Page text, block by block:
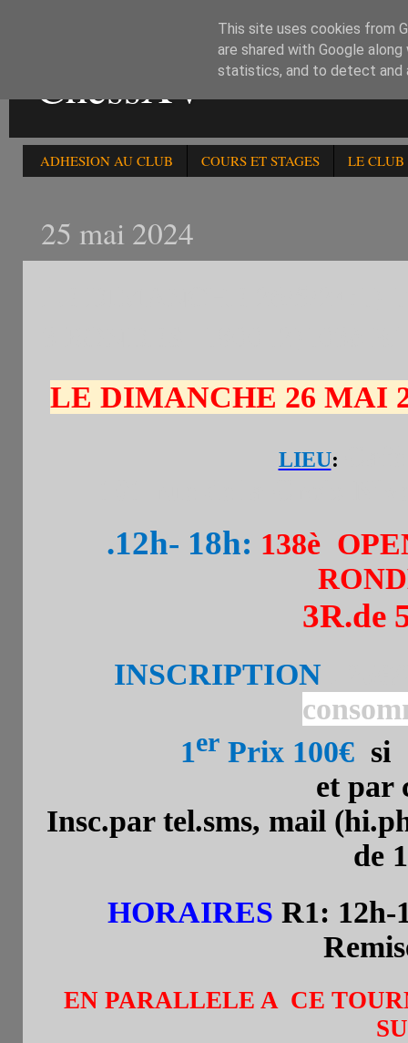
ChessXV
ADHESION AU CLUB COURS ET STAGES LE CLUB
25 mai 2024
LE DIMANCHE 26 MAI
LIEU:
.12h- 18h: 138è
3R.de
INSCRIPTION
1erPrix 100€si
et par
Insc.par tel.sms, mail
de
HORAIRES R1: 12h-
EN PARALLELE A CE
This site uses cookies from
are shared with Google
statistics, and to detect and